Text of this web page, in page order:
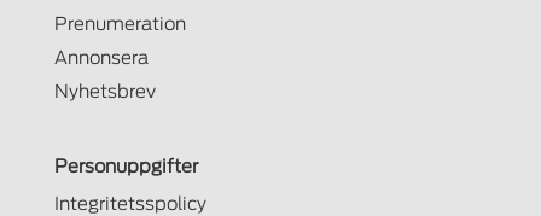
Prenumeration
Annonsera
Nyhetsbrev
Personuppgifter
Integritetsspolicy